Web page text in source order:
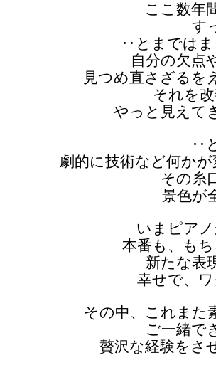
ここ数年
す
‥とまでは
自分の欠点
見つめ直さざるを
それを
やっと見えて
‥
劇的に技術など何か
その糸
景色が
いまピア
本番も、も
新たな表
幸せで、
その中、これまた
ご一緒で
贅沢な経験をさ